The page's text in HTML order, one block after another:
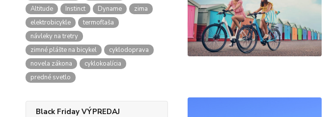
Altitude
Instinct Dyname
zima
elektrobicykle
termofľaša
návleky na tretry
zimné plášte na bicykel
cyklodoprava
novela zákona
cyklokoalícia
predné svetlo
Black Friday VÝPREDAJ